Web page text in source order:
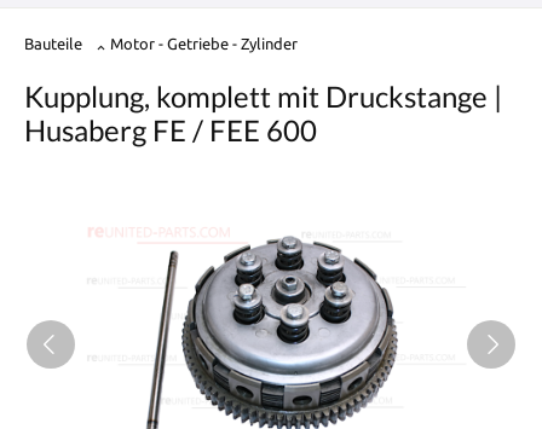
Bauteile Motor - Getriebe - Zylinder
Kupplung, komplett mit Druckstange |
Husaberg FE / FEE 600